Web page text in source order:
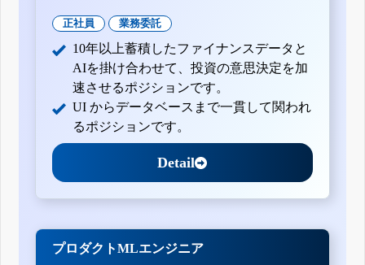
正社員 業務委託
10年以上蓄積したファイナンスデータと
AIを掛け合わせて、投資の意思決定を加
速させるポジションです。
UI からデータベースまで一貫して関われ
るポジションです。
Detail
プロダクトMLエンジニア